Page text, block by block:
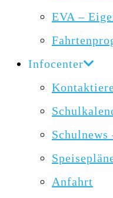
EVA –
Infocenter
Anfahrt